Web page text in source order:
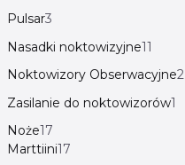
Pulsar3
Nasadki noktowizyjne11
Noktowizory Obserwacyjne2
Zasilanie do noktowizorów1
Noże17
Marttiini17